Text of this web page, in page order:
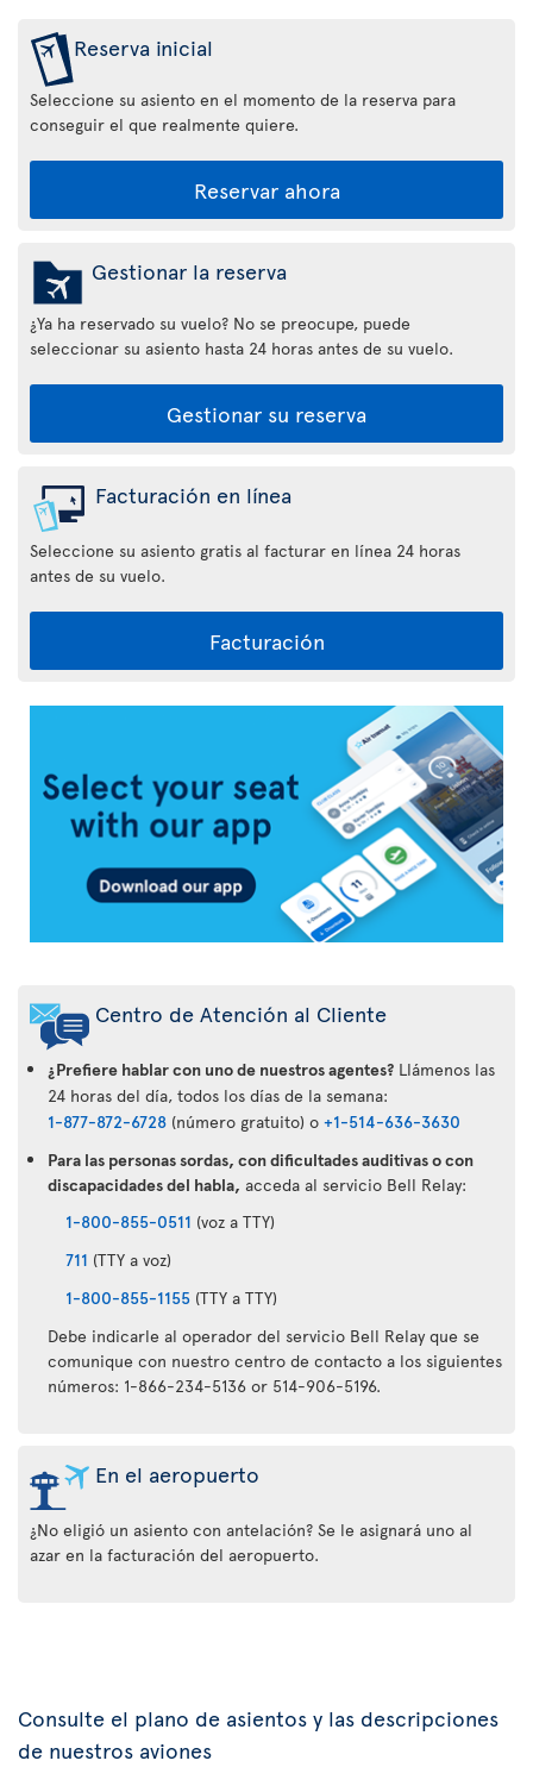
Reserva inicial
Seleccione su asiento en el momento de la reserva para
conseguir el que realmente quiere.
Reservar ahora
Gestionar la reserva
¿Ya ha reservado su vuelo? No se preocupe, puede
seleccionar su asiento hasta 24 horas antes de su vuelo.
Gestionar su reserva
Facturación en línea
Seleccione su asiento gratis al facturar en línea 24 horas
antes de su vuelo.
Facturación
Transat
Centro de Atención al Cliente
¿Prefiere hablar con uno de nuestros agentes? Llámenos las
24 horas del día, todos los días de la semana:
1-877-872-6728 (número gratuito) o +1-514-636-3630
Para las personas sordas, con dificultades auditivas o con
discapacidades del habla, acceda al servicio Bell Relay:
1-800-855-0511 (voz a TTY)
711 (TTY a voz)
1-800-855-1155 (TTY a TTY)
Debe indicarle al operador del servicio Bell Relay que se
comunique con nuestro centro de contacto a los siguientes
números: 1-866-234-5136 or 514-906-5196.
En el aeropuerto
¿No eligió un asiento con antelación? Se le asignará uno al
azar en la facturación del aeropuerto.
Consulte el plano de asientos y las descripciones
de nuestros aviones